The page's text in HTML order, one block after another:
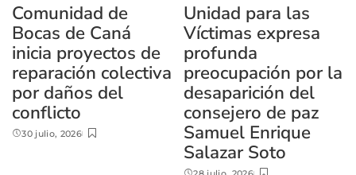
Comunidad de
Bocas de Caná
inicia proyectos de
reparación colectiva
por daños del
conflicto
30 julio, 2026
Unidad para las
Víctimas expresa
profunda
preocupación por la
desaparición del
consejero de paz
Samuel Enrique
Salazar Soto